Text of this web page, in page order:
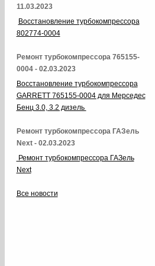
11.03.2023
Восстановление турбокомпрессора
802774-0004
Ремонт турбокомпрессора 765155-
0004 - 02.03.2023
Восстановление турбокомпрессора
GARRETT 765155-0004 для Мерседес
Бенц 3.0, 3.2 дизель
Ремонт турбокомпрессора ГАЗель
Next - 02.03.2023
Ремонт турбокомпрессора ГАЗель
Next
Все новости